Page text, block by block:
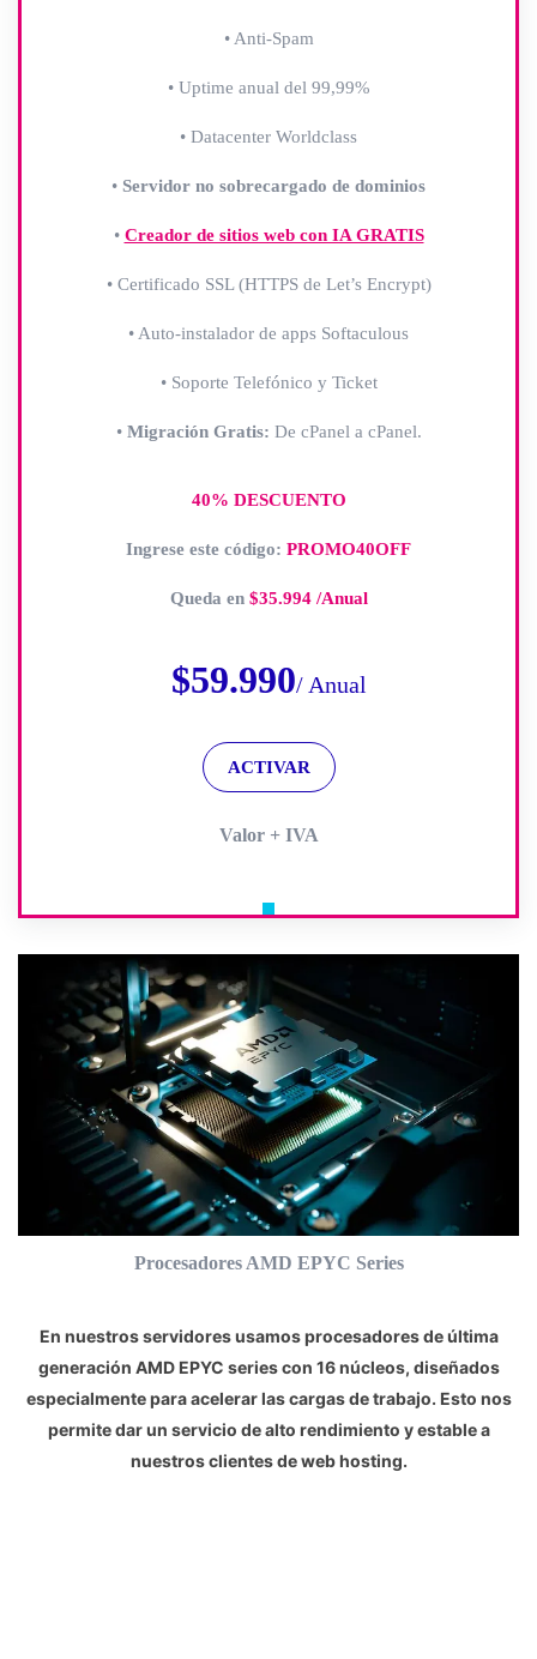
• Anti-Spam
• Uptime anual del 99,99%
• Datacenter Worldclass
• Servidor no sobrecargado de dominios
• Creador de sitios web con IA GRATIS
• Certificado SSL (HTTPS de Let’s Encrypt)
• Auto-instalador de apps Softaculous
• Soporte Telefónico y Ticket
• Migración Gratis: De cPanel a cPanel.
40% DESCUENTO
Ingrese este código: PROMO40OFF
Queda en $35.994 /Anual
$59.990/ Anual
ACTIVAR
Valor + IVA
Procesadores AMD EPYC Series
En nuestros servidores usamos procesadores de última
generación AMD EPYC series con 16 núcleos, diseñados
especialmente para acelerar las cargas de trabajo. Esto nos
permite dar un servicio de alto rendimiento y estable a
nuestros clientes de web hosting.